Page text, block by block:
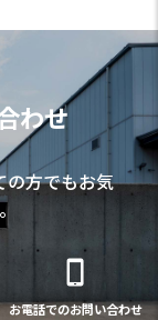
わせ
の方でもお気
お電話でのお問い合わせ